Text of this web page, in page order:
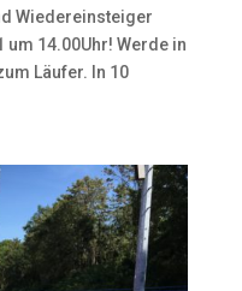
Wiedereinsteiger
um 14.00Uhr! Werde in
Läufer. In 10